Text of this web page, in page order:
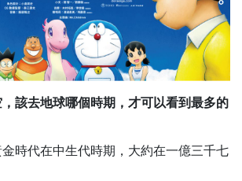
該去地球哪個時期，才可以看到最多的
時代在中生代時期，大約在一億三千七